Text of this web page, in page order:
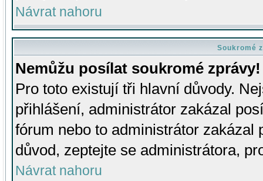
Návrat nahoru
Soukromé
Nemůžu posílat soukromé zprávy!
Pro toto existují tři hlavní důvody.
přihlášení, administrátor zakázal
fórum nebo to administrátor zakázal
důvod, zeptejte se administrátora,
Návrat nahoru